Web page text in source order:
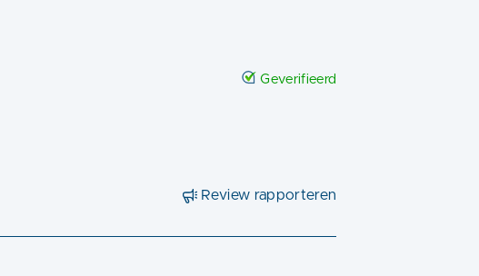
Geverifieerd
Review rapporteren